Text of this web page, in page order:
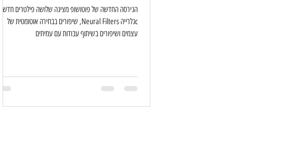
הגירסה החדשה של פוטושופ מציגה שלושה פילטרים חדשים
cגלרייה Neural Filters, שיפורים בבחירה אוטומטית של
עצמים ושיפורים בשיתוף עבודות עם עמיתים